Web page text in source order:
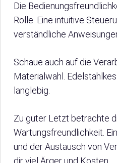
Die
Rolle. Eine intuitive
verständliche
Schaue auch auf die
Materialwahl.
langlebig.
Zu guter Letzt betrachte
Wartungsfreundlichkeit.
und der Austausch von
dir viel Ärger und Kosten.